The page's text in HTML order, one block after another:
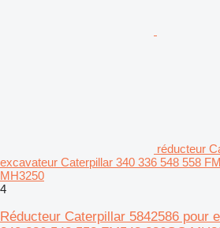
réducteur
excavateur Caterpillar 340 336 548 558
MH3250
4
Réducteur Caterpillar 5842586 pour